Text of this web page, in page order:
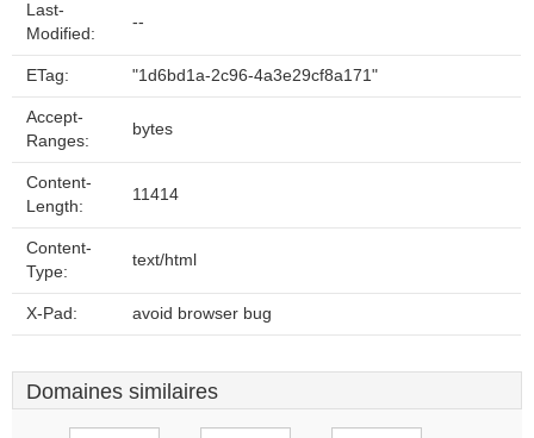
Last-
Modified:
--
ETag: "1d6bd1a-2c96-4a3e29cf8a171"
Accept-
Ranges:
bytes
Content-
Length:
11414
Content-
Type:
text/html
X-Pad: avoid browser bug
Domaines similaires